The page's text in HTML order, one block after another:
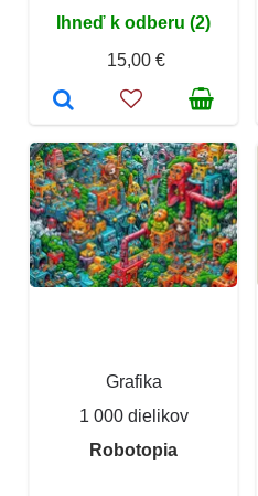
Ihneď k odberu (2)
15,00 €
Grafika
1 000 dielikov
Robotopia